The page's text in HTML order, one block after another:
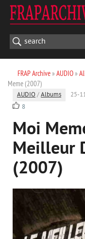
FRAP Archive» AUDIO»
Meme (2007)
AUDIO /Albums 25-
8
Moi
Meilleur
(2007)